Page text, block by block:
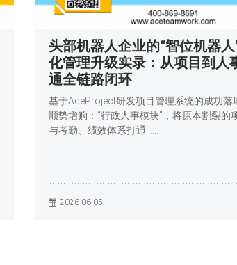
头部机器人企业的“智位机器
化管理升级实录：从项目到人
通全链路闭环
基于AceProject研发项目管理系统的成功落
顺势增购：“行政人事模块”，将原本割裂的
与考勤、绩效体系打通……
2026-06-05